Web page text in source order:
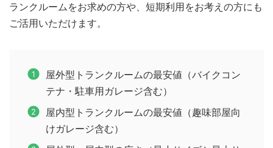
ランクルームをお求めの方や、短期利用をお考えの方にも
ご活用いただけます。
屋外型トランクルームの最安値（バイクコン
テナ・駐車用ガレージ含む）
屋内型トランクルームの最安値（趣味部屋向
けガレージ含む）